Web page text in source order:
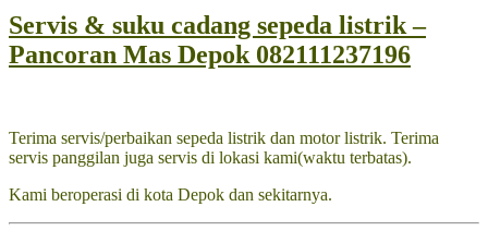
Servis & suku cadang sepeda listrik –
Pancoran Mas Depok 082111237196
Terima servis/perbaikan sepeda listrik dan motor listrik. Terima
servis panggilan juga servis di lokasi kami(waktu terbatas).
Kami beroperasi di kota Depok dan sekitarnya.